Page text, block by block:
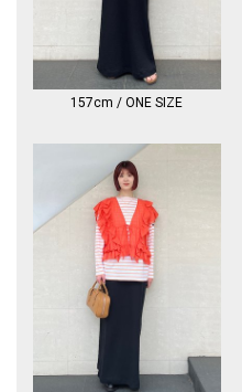
157cm / ONE SIZE